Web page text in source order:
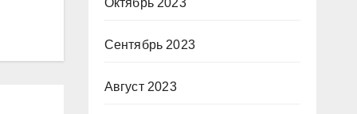
Октябрь 2023
Сентябрь 2023
Август 2023